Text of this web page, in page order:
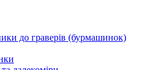
до граверів (бурмашинок)